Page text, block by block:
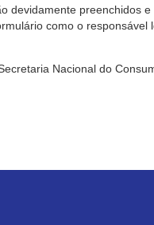
devidamente preenchidos
como o responsável
Nacional do